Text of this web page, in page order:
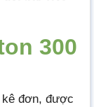
300
kê đơn, được